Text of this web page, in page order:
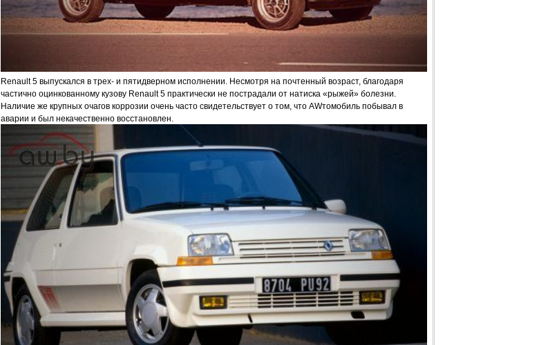
Renault 5 выпускался в трех- и пятидверном исполнении. Несмотря на почтенный возраст, благодаря
частично оцинкованному кузову Renault 5 практически не пострадали от натиска «рыжей» болезни.
Наличие же крупных очагов коррозии очень часто свидетельствует о том, что AWтомобиль побывал в
аварии и был некачественно восстановлен.